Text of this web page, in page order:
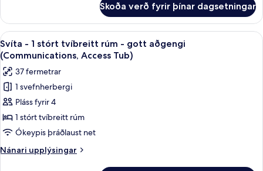
-
gott
aðgengi
(Communications,
Roll-
In
Shower)
herbergi
2
meðalstór
tvíbreið
rúm
gott
aðgengi
(Communications,
In
Shower)
Skoða verð fyrir þínar dagsetningar
Skoða
allar
myndir
fyrir
Svíta
-
1
stórt
tvíbreitt
rúm
Skrifborð, myrkratjöld/-gardínur,
8
Svíta - 1 stórt tvíbreitt rúm - gott aðgengi
(Communications, Access Tub)
37 fermetrar
1 svefnherbergi
Pláss fyrir 4
1 stórt tvíbreitt rúm
Ókeypis þráðlaust net
Nánari upplýsingar
Nánari